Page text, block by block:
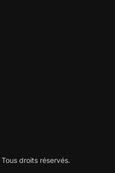
Tous droits réservés.